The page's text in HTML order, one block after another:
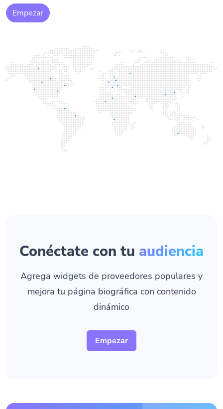
Empezar
Conéctate con tu audiencia
Agrega widgets de proveedores populares y
mejora tu página biográfica con contenido
dinámico
Empezar